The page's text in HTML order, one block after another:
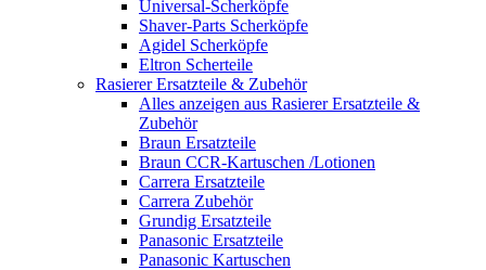
Universal-Scherköpfe
Shaver-Parts Scherköpfe
Agidel Scherköpfe
Eltron Scherteile
Rasierer Ersatzteile & Zubehör
Alles anzeigen aus Rasierer Ersatzteile &
Zubehör
Braun Ersatzteile
Braun CCR-Kartuschen /Lotionen
Carrera Ersatzteile
Carrera Zubehör
Grundig Ersatzteile
Panasonic Ersatzteile
Panasonic Kartuschen